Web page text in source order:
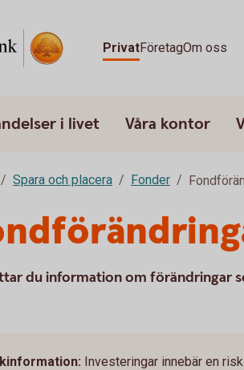
PrivatFöretagOm oss
i livet Våra kontor
Spara och placera Fonder
du information om förändringar
Investeringar innebär en